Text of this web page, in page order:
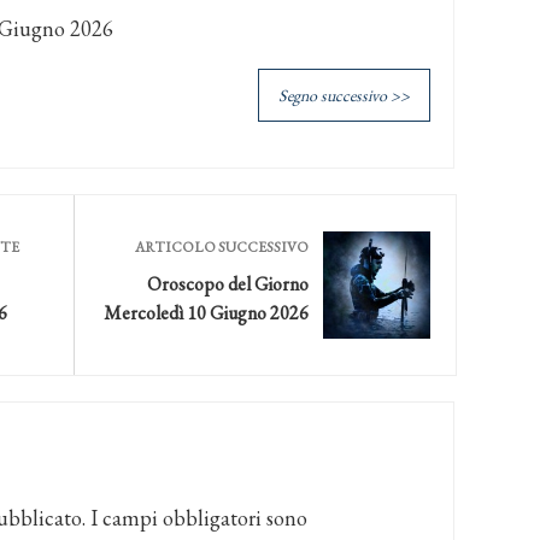
2026
Segno successivo >>
ARTICOLO SUCCESSIVO
Oroscopo del Giorno
Mercoledì 10 Giugno 2026
I campi obbligatori sono